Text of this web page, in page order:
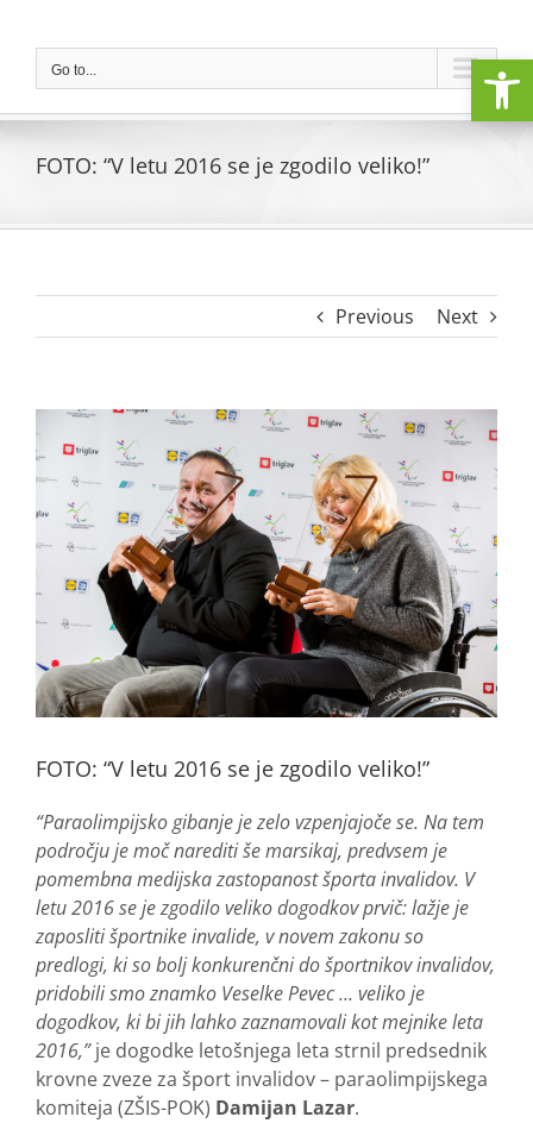
contentGo to...
FOTO: “V letu 2016 se je zgodilo veliko!”
Previous Next
View
Larger
Image
FOTO: “V letu 2016 se je zgodilo veliko!”
“Paraolimpijsko gibanje je zelo vzpenjajoče se. Na tem
področju je moč narediti še marsikaj, predvsem je
pomembna medijska zastopanost športa invalidov. V
letu 2016 se je zgodilo veliko dogodkov prvič: lažje je
zaposliti športnike invalide, v novem zakonu so
predlogi, ki so bolj konkurenčni do športnikov invalidov,
pridobili smo znamko Veselke Pevec … veliko je
dogodkov, ki bi jih lahko zaznamovali kot mejnike leta
2016,”je dogodke letošnjega leta strnil predsednik
krovne zveze za šport invalidov – paraolimpijskega
komiteja (ZŠIS-POK) Damijan Lazar.